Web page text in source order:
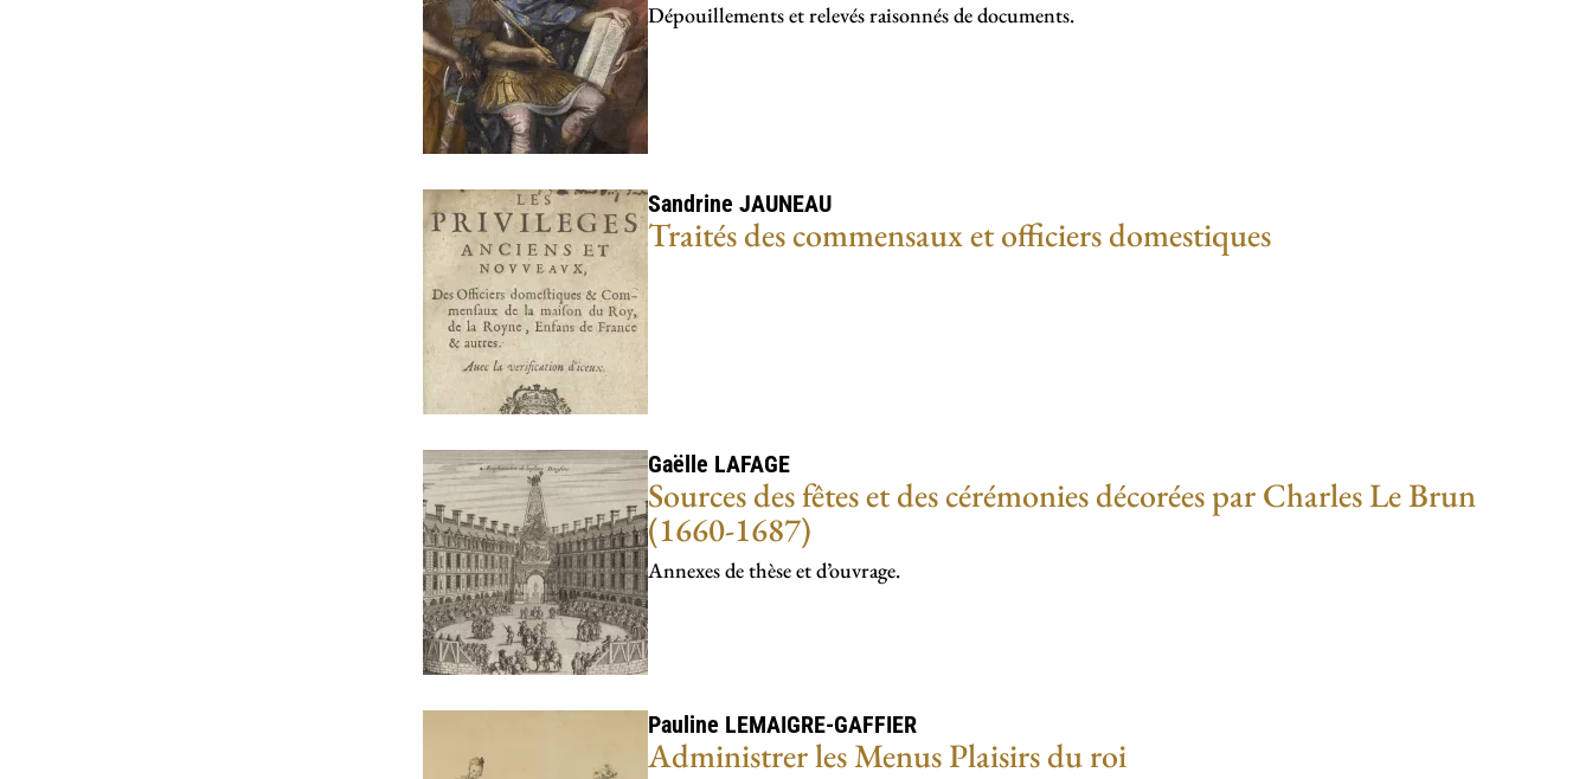
Dépouillements et relevés raisonnés de documents.
SandrineJAUNEAU
Traités des commensaux et officiers domestiques
Gaëlle LAFAGE
Sources des fêtes et des cérémonies décorées par Charles Le Brun
(1660-1687)
Annexes de thèse et d’ouvrage.
Pauline LEMAIGRE-GAFFIER
Administrer les Menus Plaisirs du roi